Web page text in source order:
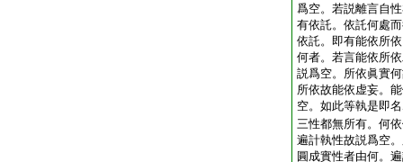
爲空。若説離言自
有依託。依託何處
依託。即有能依所
何者。若言能依所
説爲空。所依眞實
所依故能依虚妄。
空。如此等執是即
三性都無所有。何
遍計執性故説爲空
圓成實性者由何。